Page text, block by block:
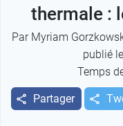
thermale :
Par Myriam
publié
Temps
Partager